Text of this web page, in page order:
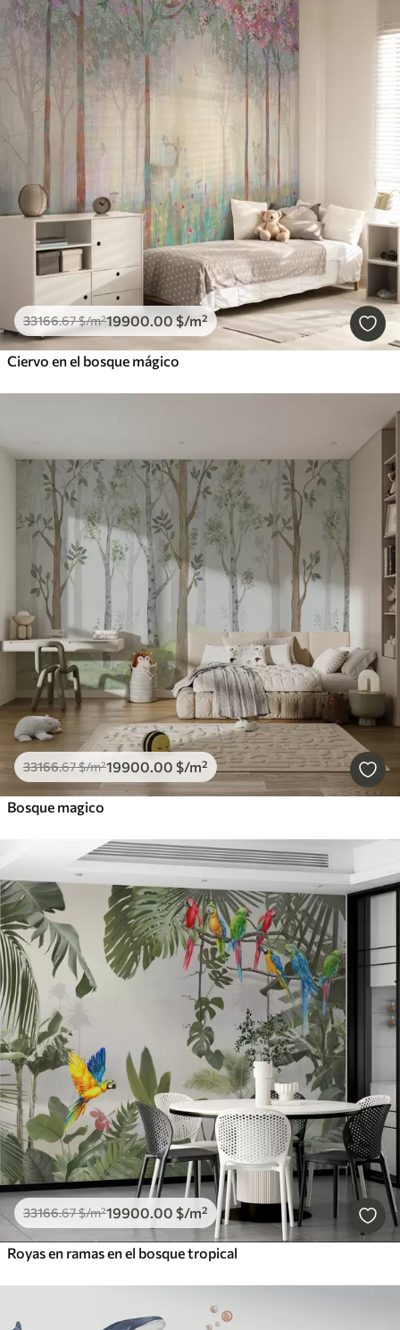
33166.67$/m²19900.00 $/m²
Ciervo en el bosque mágico
33166.67$/m²19900.00 $/m²
Bosque magico
33166.67$/m²19900.00 $/m²
Royas en ramas en el bosque tropical